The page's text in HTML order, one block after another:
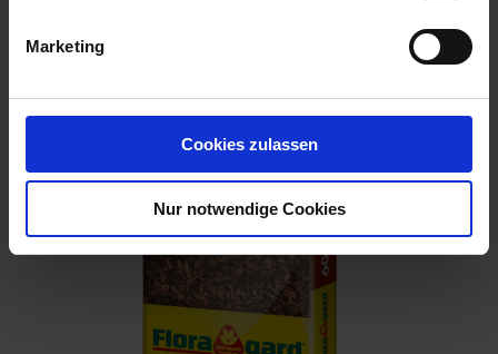
Marketing
Cookies zulassen
Nur notwendige Cookies
Pinien Rinde 7-15 mm 60 l
Artikel-Nr.: 7000662-01